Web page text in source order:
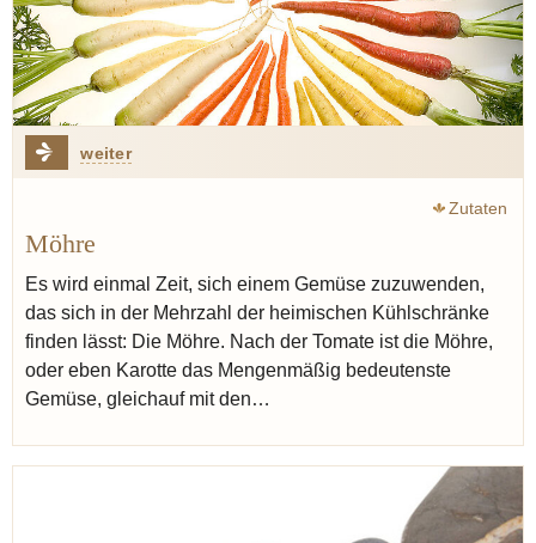
weiter
Zutaten
Möhre
Es wird einmal Zeit, sich einem Gemüse zuzuwenden,
das sich in der Mehrzahl der heimischen Kühlschränke
finden lässt: Die Möhre. Nach der Tomate ist die Möhre,
oder eben Karotte das Mengenmäßig bedeutenste
Gemüse, gleichauf mit den…